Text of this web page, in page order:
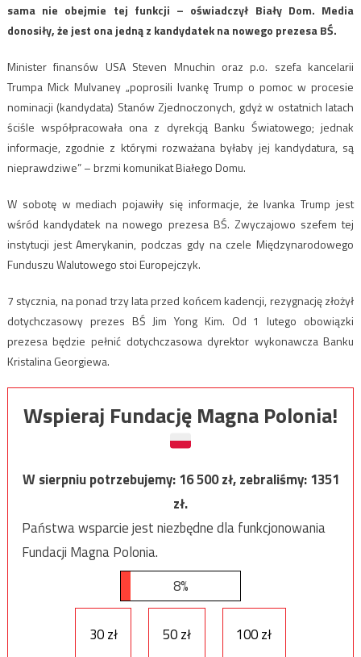
sama nie obejmie tej funkcji – oświadczył Biały Dom. Media
donosiły, że jest ona jedną z kandydatek na nowego prezesa BŚ.
Minister finansów USA Steven Mnuchin oraz p.o. szefa kancelarii
Trumpa Mick Mulvaney „poprosili Ivankę Trump o pomoc w procesie
nominacji (kandydata) Stanów Zjednoczonych, gdyż w ostatnich latach
ściśle współpracowała ona z dyrekcją Banku Światowego; jednak
informacje, zgodnie z którymi rozważana byłaby jej kandydatura, są
nieprawdziwe” – brzmi komunikat Białego Domu.
W sobotę w mediach pojawiły się informacje, że Ivanka Trump jest
wśród kandydatek na nowego prezesa BŚ. Zwyczajowo szefem tej
instytucji jest Amerykanin, podczas gdy na czele Międzynarodowego
Funduszu Walutowego stoi Europejczyk.
7 stycznia, na ponad trzy lata przed końcem kadencji, rezygnację złożył
dotychczasowy prezes BŚ Jim Yong Kim. Od 1 lutego obowiązki
prezesa będzie pełnić dotychczasowa dyrektor wykonawcza Banku
Kristalina Georgiewa.
Wspieraj Fundację Magna Polonia!
W sierpniu potrzebujemy:16 500zł, zebraliśmy:1351
zł.
Państwa wsparcie jest niezbędne dla funkcjonowania
Fundacji Magna Polonia.
8%
30 zł 50 zł 100 zł